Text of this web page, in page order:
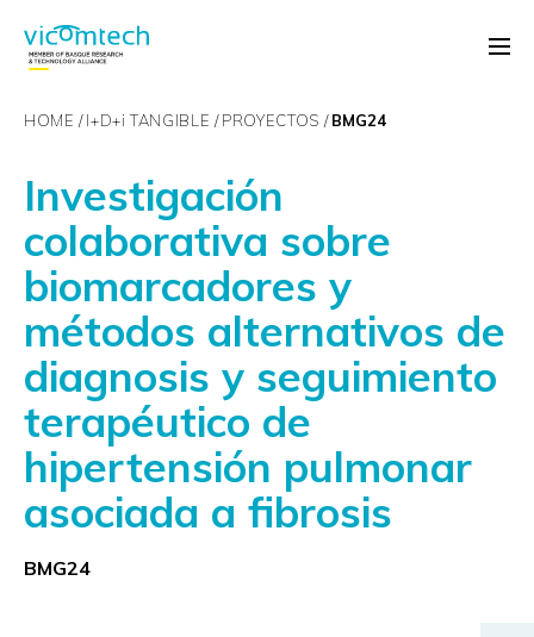
HOME I+D+i TANGIBLE PROYECTOS BMG24
Investigación
colaborativa sobre
biomarcadores y
métodos alternativos de
diagnosis y seguimiento
terapéutico de
hipertensión pulmonar
asociada a fibrosis
BMG24